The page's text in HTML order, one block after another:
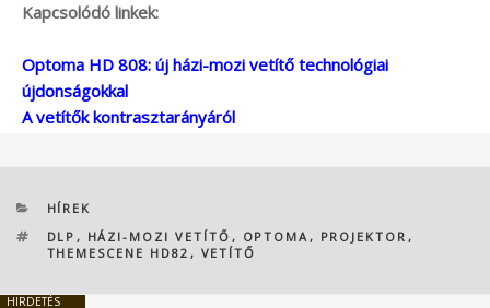
Kapcsolódó linkek:
Optoma HD 808: új házi-mozi vetítő technológiai
újdonságokkal
A vetítők kontrasztarányáról
KATEGÓRIÁK
HÍREK
CÍMKÉK
DLP , HÁZI-MOZI VETÍTŐ , OPTOMA, PROJEKTOR ,
THEMESCENE HD82 , VETÍTŐ
HIRDETÉS